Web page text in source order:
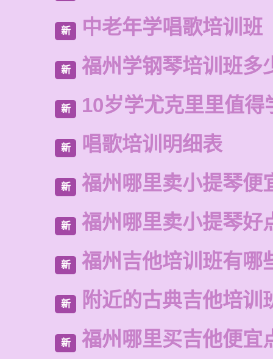
新 中老年学唱歌培训班
新 福州学钢琴培训班多
新 10岁学尤克里里值得
新 唱歌培训明细表
新 福州哪里卖小提琴便
新 福州哪里卖小提琴好
新 福州吉他培训班有哪
新 附近的古典吉他培训
新 福州哪里买吉他便宜